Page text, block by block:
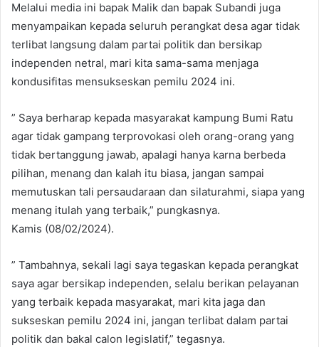
Melalui media ini bapak Malik dan bapak Subandi juga
menyampaikan kepada seluruh perangkat desa agar tidak
terlibat langsung dalam partai politik dan bersikap
independen netral, mari kita sama-sama menjaga
kondusifitas mensukseskan pemilu 2024 ini.
” Saya berharap kepada masyarakat kampung Bumi Ratu
agar tidak gampang terprovokasi oleh orang-orang yang
tidak bertanggung jawab, apalagi hanya karna berbeda
pilihan, menang dan kalah itu biasa, jangan sampai
memutuskan tali persaudaraan dan silaturahmi, siapa yang
menang itulah yang terbaik,” pungkasnya.
Kamis (08/02/2024).
” Tambahnya, sekali lagi saya tegaskan kepada perangkat
saya agar bersikap independen, selalu berikan pelayanan
yang terbaik kepada masyarakat, mari kita jaga dan
sukseskan pemilu 2024 ini, jangan terlibat dalam partai
politik dan bakal calon legislatif,” tegasnya.